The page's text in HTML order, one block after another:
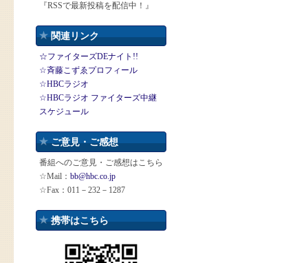
『RSSで最新投稿を配信中！』
関連リンク
☆ファイターズDEナイト!!
☆斉藤こずゑプロフィール
☆HBCラジオ
☆HBCラジオ ファイターズ中継
スケジュール
ご意見・ご感想
番組へのご意見・ご感想はこちら
☆Mail： bb@hbc.co.jp
☆Fax：011－232－1287
携帯はこちら